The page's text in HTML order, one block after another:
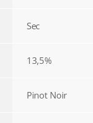
Sec
13,5%
Pinot Noir